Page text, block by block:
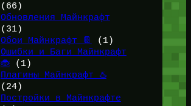
(66)
Обновления Майнкрафт
(31)
Обои Майнкрафт 📔
(1)
Ошибки и Баги Майнкрафт
🐞(1)
Плагины Майнкрафт ♨️
(24)
Постройки в Майнкрафте